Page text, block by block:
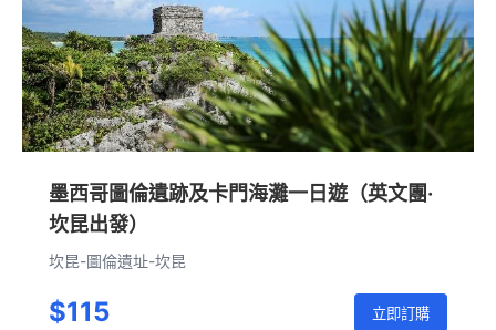
墨西哥圖倫遺跡及卡門海灘一日遊（英文團·
坎昆出發）
坎昆-圖倫遺址-坎昆
$115 立即訂購